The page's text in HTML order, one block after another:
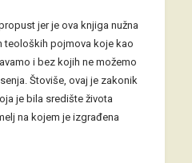
jer je ova knjiga nužna
teoloških pojmova koje kao
i bez kojih ne možemo
Štoviše, ovaj je zakonik
je bila središte života
na kojem je izgrađena